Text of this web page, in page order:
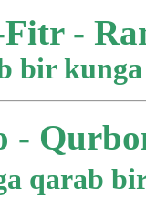
-
bir
-
qarab